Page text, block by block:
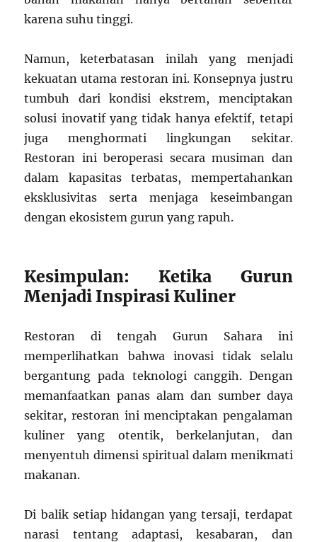
karena suhu tinggi.
Namun, keterbatasan inilah yang menjadi
kekuatan utama restoran ini. Konsepnya justru
tumbuh dari kondisi ekstrem, menciptakan
solusi inovatif yang tidak hanya efektif, tetapi
juga menghormati lingkungan sekitar.
Restoran ini beroperasi secara musiman dan
dalam kapasitas terbatas, mempertahankan
eksklusivitas serta menjaga keseimbangan
dengan ekosistem gurun yang rapuh.
Kesimpulan: Ketika Gurun
Menjadi Inspirasi Kuliner
Restoran di tengah Gurun Sahara ini
memperlihatkan bahwa inovasi tidak selalu
bergantung pada teknologi canggih. Dengan
memanfaatkan panas alam dan sumber daya
sekitar, restoran ini menciptakan pengalaman
kuliner yang otentik, berkelanjutan, dan
menyentuh dimensi spiritual dalam menikmati
makanan.
Di balik setiap hidangan yang tersaji, terdapat
narasi tentang adaptasi, kesabaran, dan